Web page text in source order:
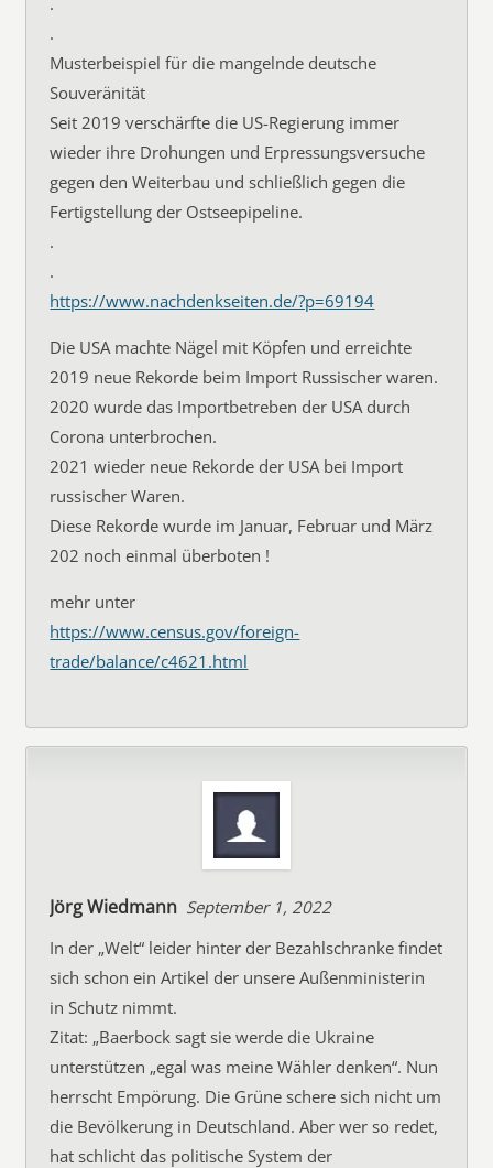
.
Musterbeispiel für die mangelnde deutsche
Souveränität
Seit 2019 verschärfte die US-Regierung immer
wieder ihre Drohungen und Erpressungsversuche
gegen den Weiterbau und schließlich gegen die
Fertigstellung der Ostseepipeline.
.
.
https://www.nachdenkseiten.de/?p=69194
Die USA machte Nägel mit Köpfen und erreichte
2019 neue Rekorde beim Import Russischer waren.
2020 wurde das Importbetreben der USA durch
Corona unterbrochen.
2021 wieder neue Rekorde der USA bei Import
russischer Waren.
Diese Rekorde wurde im Januar, Februar und März
202 noch einmal überboten !
mehr unter
https://www.census.gov/foreign-
trade/balance/c4621.html
Jörg Wiedmann September 1, 2022
In der „Welt“ leider hinter der Bezahlschranke findet
sich schon ein Artikel der unsere Außenministerin
in Schutz nimmt.
Zitat: „Baerbock sagt sie werde die Ukraine
unterstützen „egal was meine Wähler denken“. Nun
herrscht Empörung. Die Grüne schere sich nicht um
die Bevölkerung in Deutschland. Aber wer so redet,
hat schlicht das politische System der